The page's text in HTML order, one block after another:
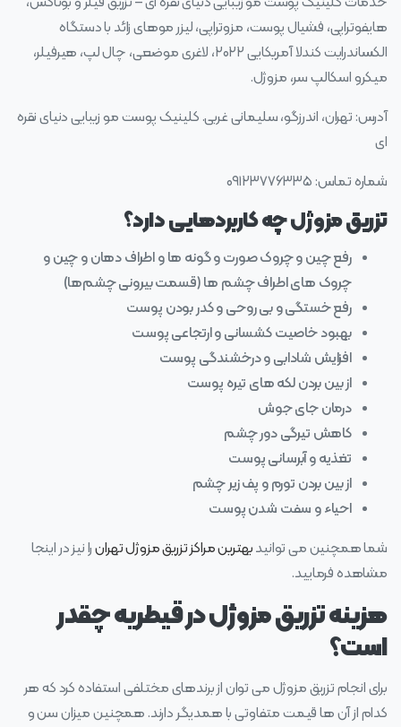
هایفوتراپی، فشیال پوست، مزوتراپی، لیزر موهای زائد با دستگاه
الکساندرایت کندلا آمریکایی ۲۰۲۲، لاغری موضعی، چال لپ، هیرفیلر،
میکرو اسکالپ سر، مزوژل.
آدرس: تهران، اندرزگو، سلیمانی غربی. کلینیک پوست مو زیبایی دنیای نقره
ای
شماره تماس: ۰۹۱۲۳۷۷۶۳۳۵
تزریق مزوژل چه کاربردهایی دارد؟
رفع چین و چروک صورت و گونه‌ ها و اطراف دهان و چین و
چروک‌ های اطراف چشم‌ ها (قسمت بیرونی چشم‌ها)
رفع خستگی و بی روحی و کدر بودن پوست
بهبود خاصیت کشسانی و ارتجاعی پوست
افزایش شادابی و درخشندگی پوست
از بین بردن لکه‌ های تیره‌ پوست
درمان جای جوش
کاهش تیرگی دور چشم
تغذیه و آبرسانی پوست
از بین بردن تورم و پف زیر چشم
احیاء و سفت شدن پوست
شما همچنین می توانیدبهترین مراکز تزریق مزوژل تهرانرا نیز در اینجا
مشاهده فرمایید.
هزینه تزریق مزوژل در قیطریه چقدر
است؟
برای انجام تزریق مزوژل می توان از برندهای مختلفی استفاده کرد که هر
کدام از آن ها قیمت متفاوتی با همدیگر دارند. همچنین میزان سن و